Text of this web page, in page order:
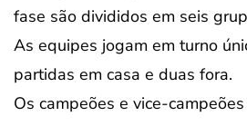
fase são divididos em seis
As equipes jogam em turno
partidas em casa e duas fora.
Os campeões e vice-